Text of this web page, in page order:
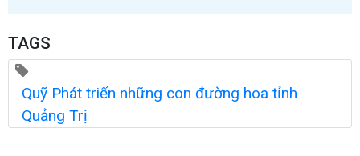
TAGS
Quỹ Phát triển những con đường hoa tỉnh
Quảng Trị